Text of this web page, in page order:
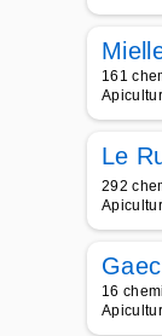
161
Le
292
16